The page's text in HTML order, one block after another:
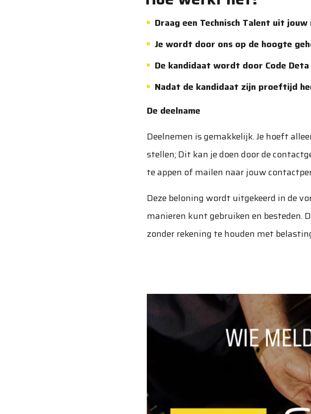
Draag een Technisch Talent uit
Je wordt door ons op de hoogte
De kandidaat wordt door Code
Nadat de kandidaat zijn proeftijd
De deelname
Deelnemen is gemakkelijk. Je hoeft
stellen; Dit kan je doen door de
te appen of mailen naar jouw
Deze beloning wordt uitgekeerd in de
manieren kunt gebruiken en
zonder rekening te houden met